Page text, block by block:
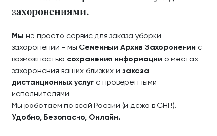
захоронениями.
Мы не просто сервис для заказа уборки
захоронений - мы Семейный Архив Захоронений с
возможностью сохранения информации о местах
захоронения ваших близких и заказа
дистанционных услуг с проверенными
исполнителями
Мы работаем по всей России (и даже в СНГ!).
Удобно, Безопасно, Онлайн.